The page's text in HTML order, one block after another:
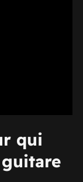
qui